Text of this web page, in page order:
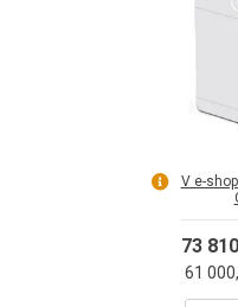
V e-
73
61